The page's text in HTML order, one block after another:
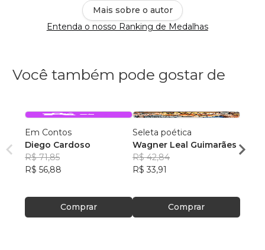
Mais sobre o autor
Entenda o nosso Ranking de Medalhas
Você também pode gostar de
Em Contos
Diego Cardoso
R$ 71,85
R$ 56,88
Comprar
Seleta poética
Wagner Leal Guimarães
R$ 42,84
R$ 33,91
Comprar
ainda
Carla